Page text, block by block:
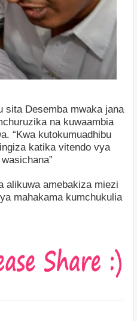
sita Desemba mwaka jana
na kuwaambia
“Kwa kutokumuadhibu
katika vitendo vya
alikuwa amebakiza miezi
mahakama kumchukulia
KITABU: SIRI YA